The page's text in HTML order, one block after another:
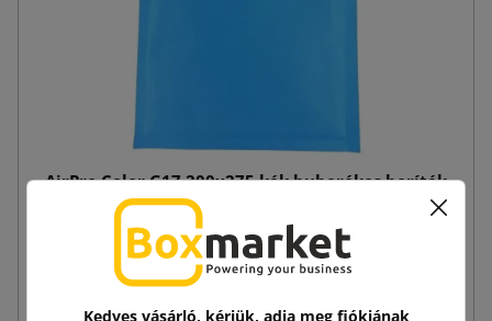
AirPro Color G17 200x275 kék buborékos boríték
tól 146,86 Ft Adóval
Kedves vásárló, kérjük, adja meg fiókjának